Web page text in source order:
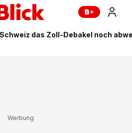
das Zoll-Debakel noch